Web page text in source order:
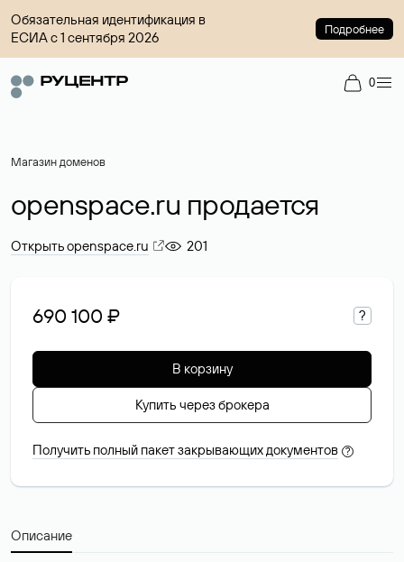
Обязательная идентификация в
ЕСИА с 1 сентября 2026
Подробнее
0
Магазин доменов
openspace.ru продается
Открыть openspace.ru 201
690 100 ₽ ?
В корзину
Купить через брокера
Получить полный пакет закрывающих документов ?
Описание